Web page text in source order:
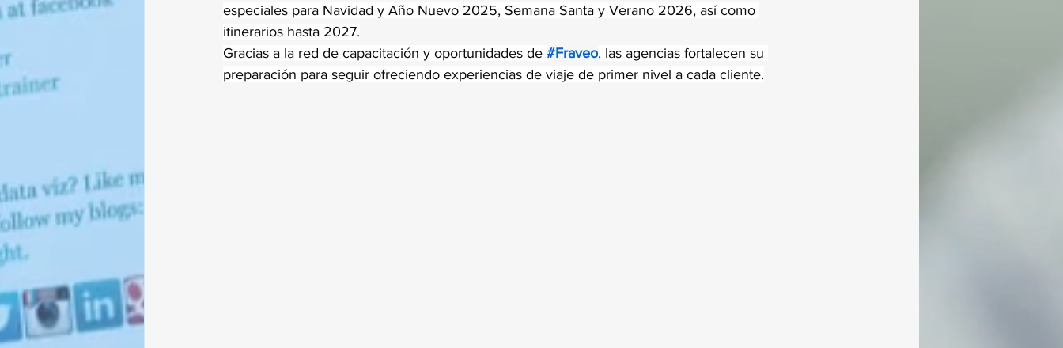
especiales para Navidad y Año Nuevo 2025, Semana Santa y Verano 2026, así como
itinerarios hasta 2027.
Gracias a la red de capacitación y oportunidades de #Fraveo, las agencias fortalecen su
preparación para seguir ofreciendo experiencias de viaje de primer nivel a cada cliente.